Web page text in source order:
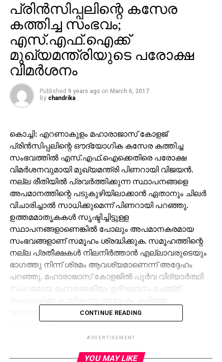
പ്രിന്‍സിപ്പലിന്റെ കസേര
കത്തിച്ച സംഭവം;
എസ്.എഫ്.ഐക്ക്
മുഖ്യമന്ത്രിയുടെ പരോക്ഷ
വിമര്‍ശനം
Published 9 years ago on March 6, 2017
By chandrika
കൊച്ചി: എറണാകുളം മഹാരാജാസ് കോളജ്
പ്രിന്‍സിപ്പലിന്റെ ഔദ്യോഗിക കസേര കത്തിച്ച
സംഭവത്തില്‍ എസ്.എഫ്.ഐക്കെതിരെ പരോക്ഷ
വിമര്‍ശനവുമായി മുഖ്യമന്ത്രി പിണറായി വിജയന്‍.
നല്ല രീതിയില്‍ പ്രവര്‍ത്തിക്കുന്ന സ്ഥാപനങ്ങളെ
അപമാനത്തിന്റെ പടുകുഴിയിലാക്കാന്‍ ഏതാനും ചിലര്‍
വിചാരിച്ചാല്‍ സാധിക്കുമെന്ന് പിണറായി പറഞ്ഞു.
ഉത്തമമാതൃകകള്‍ സൃഷ്ടിച്ചിട്ടുള്ള
സ്ഥാപനങ്ങളാണെങ്കില്‍ പോലും അപമാനകരമായ
സംഭവങ്ങളാണ് സമൂഹം ശ്രദ്ധിക്കുക. സമൂഹത്തിന്റെ
നല്ല പ്രതീക്ഷകള്‍ നിലനിര്‍ത്താന്‍ എല്ലാവരുടെയും
ഭാഗത്തു നിന്ന് ശ്രമം ആവശ്യമാണെന്ന് അദ്ദേഹം
പറഞ്ഞു. മഹാരാജാസ് കോളജില്‍ പൂര്‍വ വിദ്യാര്‍ത്ഥി
സംഗമമായ മഹാരാജകീയം ഉദ്ഘാടനം ചെയ്ത്
ജനുവരിയിലാണ് സദാചാര പൊലീസായി
പ്രവര്‍ത്തിക്കുന്നുവെന്നാരോപിച്ച് ഒരു വിഭാഗം
എസ്.എഫ്.ഐ പ്രവര്‍ത്തകര്‍ പ്രിന്‍സിപ്പല്‍
തുടര്‍ന്ന് എസ്.എഫ്.ഐക്കെതിരെ രൂക്ഷമായ
CONTINUE READING
ADVERTISEMENT
YOU MAY LIKE